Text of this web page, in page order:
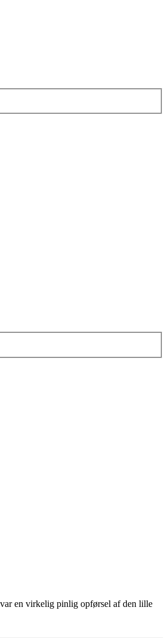
en virkelig pinlig opførsel af den lille